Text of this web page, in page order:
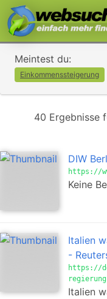
Meintest du:
Einkommenssteigerung
40 Ergebnisse
DIW
https://
Keine
Italien
-
https://
Italien